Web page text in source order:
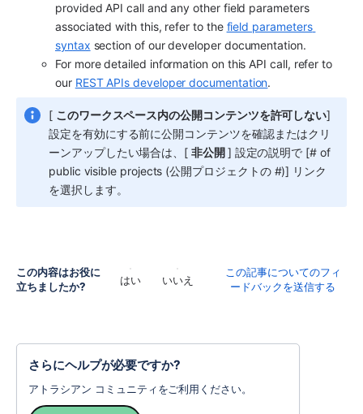
provided API call and any other field parameters
associated with this, refer to the field parameters
syntax section of our developer documentation.
For more detailed information on this API call, refer to
our REST APIs developer documentation.
[ このワークスペース内の公開コンテンツを許可しない]
設定を有効にする前に公開コンテンツを確認またはクリ
ーンアップしたい場合は、[ 非公開 ] 設定の説明で [# of
public visible projects (公開プロジェクトの #)] リンク
を選択します。
この内容はお役に
立ちましたか?
はい いいえ
この記事についてのフィ
ードバックを送信する
さらにヘルプが必要ですか?
アトラシアン コミュニティをご利用ください。